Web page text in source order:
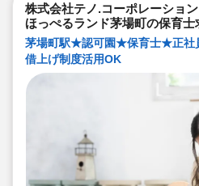
株式会社テノ.コーポレーション
ほっぺるランド茅場町の保育士
茅場町駅★認可園★保育士★正
借上げ制度活用OK